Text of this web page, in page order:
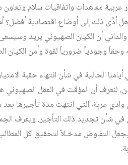
معاهدات واتفاقيات سلام وتعاون
هل أدَّى ذلك إلى أوضاع اقتصادية
والداني أن الكيان الصهيوني يريد
وحقاً وجودياً ضرورياً لقوة وأمن الكيان
الحالية في شأن انتهاء حقبة
لنعرف أن المؤقت في العقل
وادي عربة، التي انتهت مدة تأجيرها
شأن تجديد ذلك التأجير. ويعرف
التفاوض مدخـلاً لتحقيق كل